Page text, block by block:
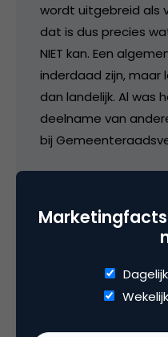
wordt uitgebreid als
dat is dus precies
NIET kan. Een
inderdaad zijn, maar
dan landelijk. Al was
deelname van
bij
laten zien. Natuurlijk
standpunten horen,
continu. Het gaat
Als politicus een
achterban, met de
draait het bij een